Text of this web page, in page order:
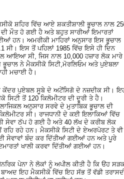
ਸ਼ਹਿਰ ਵਿੱਚ ਆਏ ਸ਼ਕਤੀਸ਼ਾਲੀ ਭੂਚਾਲ ਨਾਲ
ਦੀ ਮੌਤ ਹੋ ਗਈ ਹੈ ਅਤੇ ਬਹੁਤ ਸਾਰੀਆਂ ਇਮਾਰਤਾਂ
ਹਨ। ਅਮਰੀਕੀ ਮਾਹਿਰਾਂ ਅਨੁਸਾਰ ਇਸ ਭੂਚਾਲ
ਸੀ। ਇਸ ਤੋਂ ਪਹਿਲਾਂ 1985 ਵਿੱਚ ਇਸੇ ਹੀ ਦਿਨ
ਆਇਆ ਸੀ, ਜਿਸ ਨਾਲ 10,000 ਹਜ਼ਾਰ ਲੋਕ ਮਾਰੇ
ਨੇ ਮੈਕਸੀਕੋ ਸਿਟੀ,ਮੋਰਲਿਓਮ ਅਤੇ ਪੁਏਬਲਾ
ਮਚਾਈ ਹੈ।
ਕੇਂਦਰ ਪੁਏਬਲ ਸੂਬੇ ਦੇ ਅਟੇਂਸਿਗੋ ਦੇ ਨਜ਼ਦੀਕ ਸੀ।
ਸਿਟੀ ਤੋਂ 120 ਕਿਲੋਮੀਟਰ ਦੀ ਦੂਰੀ ਤੇ ਹੈ।
ਅਨੁਸਾਰ ਸਰਵੇ ਦੇ ਮੁਤਾਬਿਕ ਭੂਚਾਲ ਦੀ
ਸੀ। ਰਾਜਧਾਨੀ ਦੇ ਕਈ ਇਲਾਕਿਆਂ ਵਿੱਚ
ਸੇਵਾ ਠੱਪ ਹੋ ਗਈ ਹੈ ਅਤੇ 40 ਲੱਖ ਦੇ ਕਰੀਬ ਲੋਕ
ਤੋਂ ਰਹਿ ਰਹੇ ਹਨ। ਮੈਕਸੀਕੋ ਸਿਟੀ ਦੇ ਏਅਰਪੋਰਟ ਤੇ ਵੀ
ਸੇਵਾਵਾਂ ਬੰਦ ਕਰ ਦਿੱਤੀਆਂ ਗਈਆਂ ਹਨ ਅਤੇ ਪੂਰੇ
ਖਾਲੀ ਕਰਵਾ ਦਿੱਤੀਆਂ ਗਈਆਂ ਹਨ।
ਪੇਨਾ ਨੇ ਲੋਕਾਂ ਨੂੰ ਅਪੀਲ ਕੀਤੀ ਹੈ ਕਿ ੳਹ
ਇਹ ਮੈਕਸੀਕੋ ਵਿੱਚ ਇਹ ਸੱਭ ਤੋਂ ਵੱਡੀ